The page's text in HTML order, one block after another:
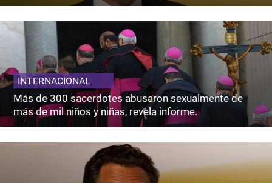
INTERNACIONAL
Más de 300 sacerdotes abusaron sexualmente de
más de mil niños y niñas, revela informe.